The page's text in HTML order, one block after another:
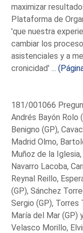
maximizar
Plataforma de
'que nuestra
cambiar los
asistenciales y a
cronicidad' ...
181/001066
Andrés Bayón Rolo
Benigno (GP),
Madrid Olmo,
Muñoz de la
Navarro Lacoba,
Reynal Reillo,
(GP), Sánchez
Sergio (GP), Torres
María del Mar (GP)
Velasco Morillo,